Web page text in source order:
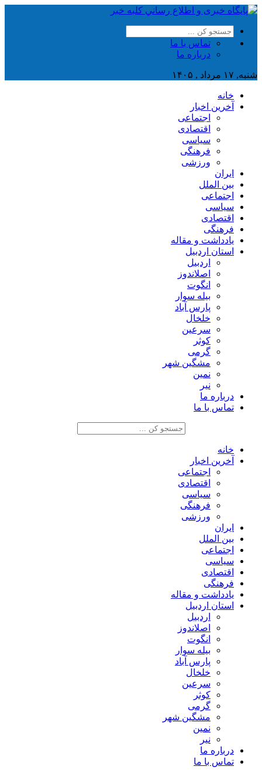
تماس با ما
درباره ما
شنبه, ۱۷ مرداد , ۱۴۰۵
خانه
آخرین اخبار
اجتماعی
اقتصادی
سیاسی
فرهنگی
ورزشی
ایران
بین الملل
اجتماعی
سیاسی
اقتصادی
فرهنگی
یادداشت و مقاله
استان اردبیل
اردبیل
اصلاندوز
انگوت
بیله سوار
پارس آباد
خلخال
سرعین
کوثر
گرمی
مشگین شهر
نمین
نیر
درباره ما
تماس با ما
خانه
آخرین اخبار
اجتماعی
اقتصادی
سیاسی
فرهنگی
ورزشی
ایران
بین الملل
اجتماعی
سیاسی
اقتصادی
فرهنگی
یادداشت و مقاله
استان اردبیل
اردبیل
اصلاندوز
انگوت
بیله سوار
پارس آباد
خلخال
سرعین
کوثر
گرمی
مشگین شهر
نمین
نیر
درباره ما
تماس با ما